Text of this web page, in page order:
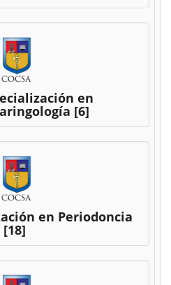
en
[6]
en Periodoncia
[18]